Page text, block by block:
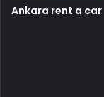
Ankara rent a car